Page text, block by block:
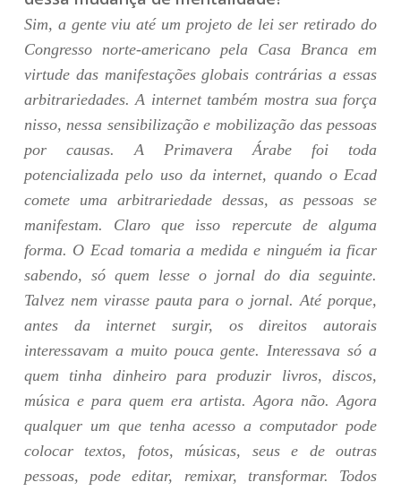
Sim, a gente viu até um projeto de lei ser retirado do
Congresso norte-americano pela Casa Branca em
virtude das manifestações globais contrárias a essas
arbitrariedades. A internet também mostra sua força
nisso, nessa sensibilização e mobilização das pessoas
por causas. A Primavera Árabe foi toda
potencializada pelo uso da internet, quando o Ecad
comete uma arbitrariedade dessas, as pessoas se
manifestam. Claro que isso repercute de alguma
forma. O Ecad tomaria a medida e ninguém ia ficar
sabendo, só quem lesse o jornal do dia seguinte.
Talvez nem virasse pauta para o jornal. Até porque,
antes da internet surgir, os direitos autorais
interessavam a muito pouca gente. Interessava só a
quem tinha dinheiro para produzir livros, discos,
música e para quem era artista. Agora não. Agora
qualquer um que tenha acesso a computador pode
colocar textos, fotos, músicas, seus e de outras
pessoas, pode editar, remixar, transformar. Todos